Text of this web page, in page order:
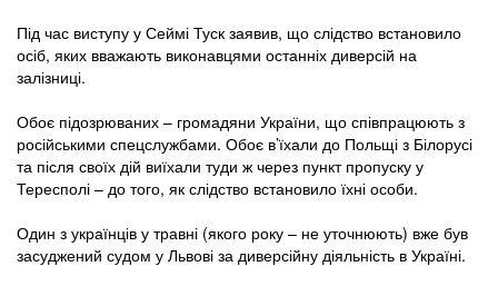
Під час виступу у Сеймі Туск заявив, що слідство встановило
осіб, яких вважають виконавцями останніх диверсій на
залізниці.
Обоє підозрюваних – громадяни України, що співпрацюють з
російськими спецслужбами. Обоє в’їхали до Польщі з Білорусі
та після своїх дій виїхали туди ж через пункт пропуску у
Тересполі – до того, як слідство встановило їхні особи.
Один з українців у травні (якого року – не уточнюють) вже був
засуджений судом у Львові за диверсійну діяльність в Україні.